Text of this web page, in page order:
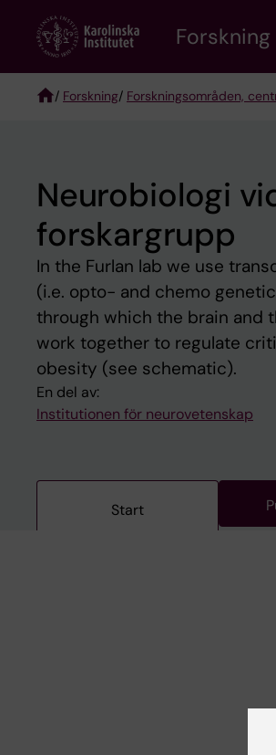
content
Forskning
/ Forskning/ Forskningsområden,
Neurobiologi
forskargrupp
In the Furlan lab we use
(i.e. opto- and chemo
through which the brain and
work together to regulate
obesity (see schematic).
En del av:
Institutionen för neurovetenskap
Start